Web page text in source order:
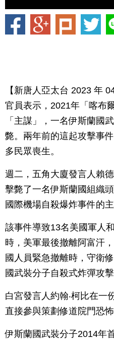
【新唐人亞太台 2023 年
官員表示，2021年「喀布
「主謀」，一名伊斯蘭國
斃。兩年前的這起攻擊事
多民眾喪生。
週二，五角大廈發言人賴
擊斃了一名伊斯蘭國組織
國際機場自殺爆炸事件的主
該事件導致13名美國軍人
時，美軍最後撤離阿富汗
國人員緊急撤離時，守衛
國武裝分子自殺式炸彈攻擊
白宮發言人約翰‧柯比在一
直接參與策劃修道院門恐怖
伊斯蘭國武裝分子2014年